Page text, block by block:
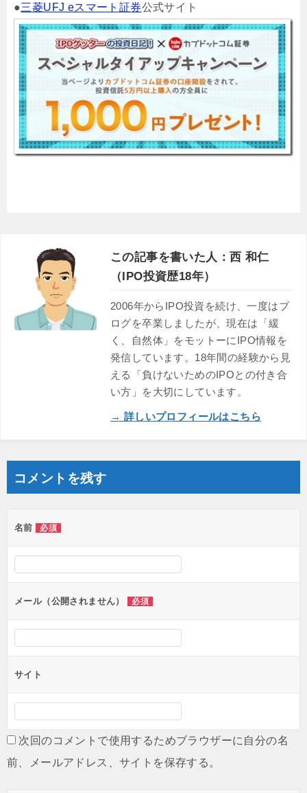
●三菱UFJ eスマート証券公式サイト
この記事を書いた人：西 和仁
（IPO投資歴18年）
2006年からIPO投資を続け、一度はブ
ログを卒業しましたが、現在は「緩
く、自然体」をモットーにIPO情報を
発信しています。18年間の経験から見
える「負けないためのIPOとの付き合
い方」を大切にしています。
→ 詳しいプロフィールはこちら
コメントを残す
名前 必須
メール（公開されません） 必須
サイト
次回のコメントで使用するためブラウザーに自分の名
前、メールアドレス、サイトを保存する。